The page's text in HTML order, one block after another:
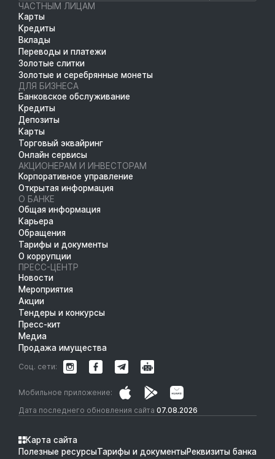
ЧАСТНЫМ ЛИЦАМ
Карты
Кредиты
Вклады
Переводы и платежи
Золотые слитки
Золотые и серебрянные монеты
ДЛЯ БИЗНЕСА
Банковское обслуживание
Кредиты
Депозиты
Карты
Торговый эквайринг
Онлайн сервисы
АКЦИОНЕРАМ И ИНВЕСТОРАМ
Корпоративное управление
Открытая информация
О БАНКЕ
Общая информация
Карьера
Обращения
Тарифы и документы
О коррупции
ПРЕСС-ЦЕНТР
Новости
Мероприятия
Акции
Тендеры и конкурсы
Пресс-кит
Медиа
Продажа имущества
Дата последнего обновления сайта 07.08.2026
Мобильное приложение:
Соц. сети:
Карта сайта
Полезные ресурсыТарифы и документыРеквизиты банка